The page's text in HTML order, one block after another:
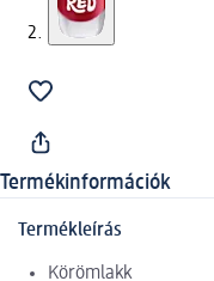
Termékinformációk
Termékleírás
Körömlakk